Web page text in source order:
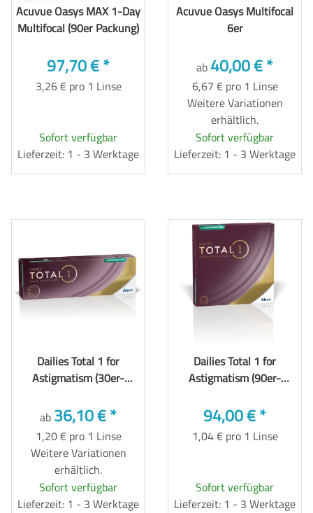
Acuvue Oasys MAX 1-Day
Multifocal (90er Packung)
97,70 €*
3,26 € pro 1 Linse
Sofort verfügbar
Lieferzeit: 1 - 3 Werktage
Acuvue Oasys Multifocal
6er
ab 40,00 €*
6,67 € pro 1 Linse
Weitere Variationen
erhältlich.
Sofort verfügbar
Lieferzeit: 1 - 3 Werktage
Dailies Total 1 for
Astigmatism (30er-
ab 36,10 €*
1,20 € pro 1 Linse
Weitere Variationen
erhältlich.
Sofort verfügbar
Lieferzeit: 1 - 3 Werktage
Dailies Total 1 for
Astigmatism (90er-
94,00 €*
1,04 € pro 1 Linse
Sofort verfügbar
Lieferzeit: 1 - 3 Werktage